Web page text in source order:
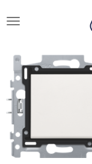
direct
de
hoofdinhoud